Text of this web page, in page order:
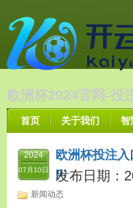
欧洲杯2024官网-投
首页 关于我们 智
2024
07月10日
欧洲杯投注
p;
发布日期：
新闻动态